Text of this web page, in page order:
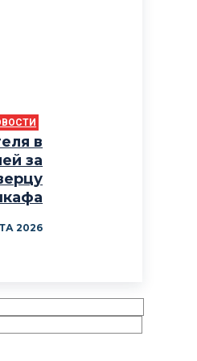
в
за
2026